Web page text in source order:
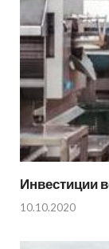
Инвестиции
10.10.2020